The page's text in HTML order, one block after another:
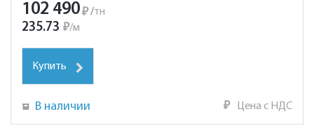
102 490₽ /тн
235.73 ₽/м
Купить
В наличии ₽ Цена с НДС